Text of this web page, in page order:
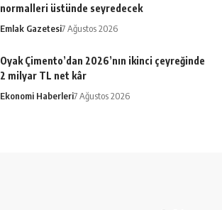
normalleri üstünde seyredecek
Emlak Gazetesi7 Ağustos 2026
Oyak Çimento’dan 2026’nın ikinci çeyreğinde
2 milyar TL net kâr
Ekonomi Haberleri7 Ağustos 2026